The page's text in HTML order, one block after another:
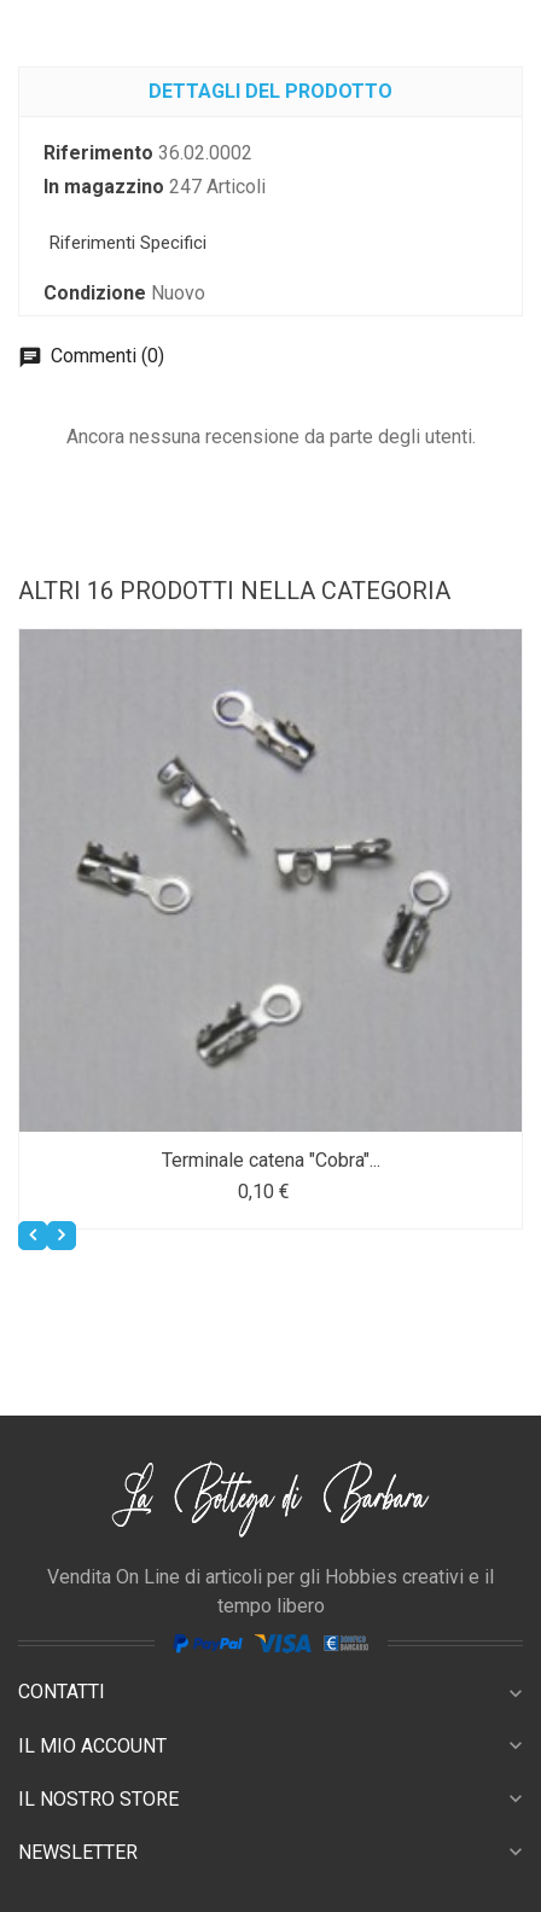
DETTAGLI DEL PRODOTTO
Riferimento 36.02.0002
In magazzino 247 Articoli
Riferimenti Specifici
Condizione Nuovo
Commenti (0)
Ancora nessuna recensione da parte degli utenti.
ALTRI 16 PRODOTTI NELLA CATEGORIA
Terminale catena "Cobra"...
0,10 €
Vendita On Line di articoli per gli Hobbies creativi e il
tempo libero
CONTATTI expand_more
IL MIO ACCOUNT expand_more
IL NOSTRO STORE expand_more
NEWSLETTER expand_more